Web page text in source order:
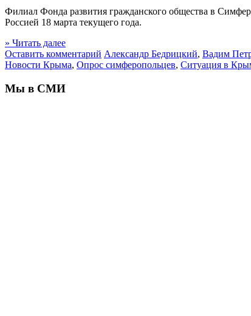
Филиал Фонда развития гражданского общества в
Россией 18 марта текущего года.
» Читать далее
Оставить комментарий Александр Бедрицкий, Вадим
Новости Крыма, Опрос симферопольцев, Ситуация в
Мы в СМИ